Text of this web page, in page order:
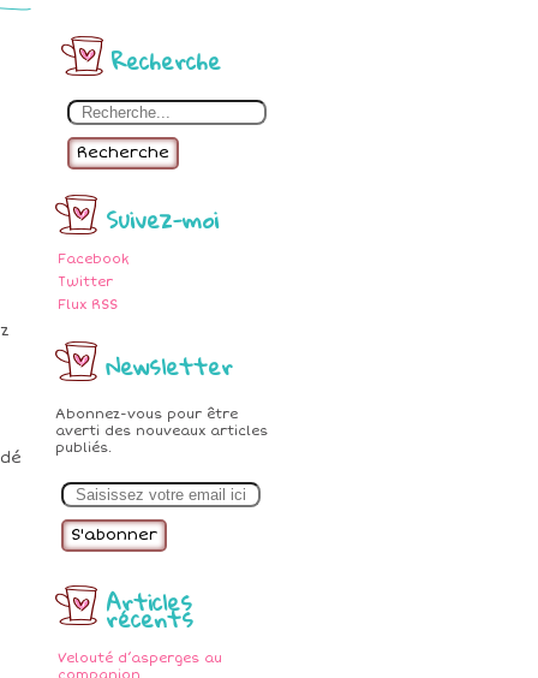
Recherche
Recherche
Suivez-moi
Facebook
Twitter
Flux RSS
Newsletter
Abonnez-vous pour être
averti des nouveaux articles
publiés.
m
Articles
récents
Velouté d’asperges au
companion